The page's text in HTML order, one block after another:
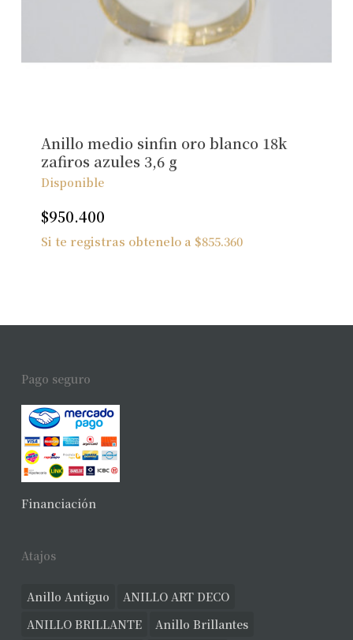
Anillo medio sinfin oro blanco 18k
zafiros azules 3,6 g
Disponible
$950.400
Si te registras obtenelo a $855.360
Pago seguro
Financiación
Atajos
Anillo Antiguo
ANILLO ART DECO
ANILLO BRILLANTE
Anillo Brillantes